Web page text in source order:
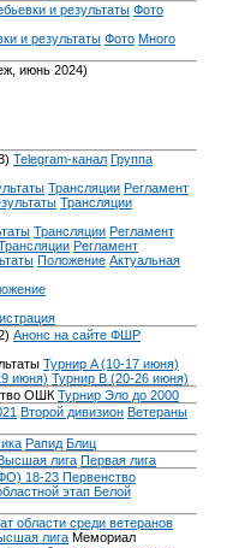
и результаты Фото
и результаты Фото Много
июнь 2024)
Telegram-канал Группа
Трансляции Регламент
Трансляции
Трансляции Регламент
Регламент
Положение Актуальная
Анонс на сайте ФШР
Турнир A (10-17 июня)
июня) Турнир B (20-26 июня)
ОШК Турнир Эло до 2000
Второй дивизион Ветераны
Рапид Блиц
лига Первая лига
18-23 Первенство
этап Белой
области среди ветеранов
лига Мемориал